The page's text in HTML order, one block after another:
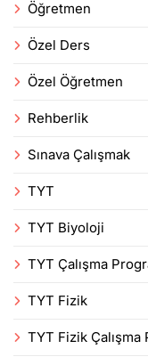
Öğretmen
Özel Ders
Özel Öğretmen
Rehberlik
Sınava Çalışmak
TYT
TYT Biyoloji
TYT Çalışma
TYT Fizik
TYT Fizik Çalışma